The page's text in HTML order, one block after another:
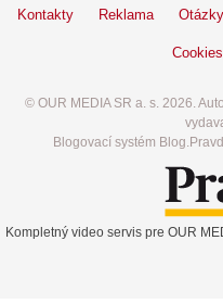
Kontakty Reklama
Cookies
© OUR MEDIA SR a. s. 2026.
Blogovací systém
Kompletný video servis pre OUR